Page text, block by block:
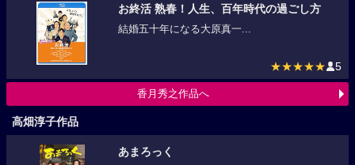
お終活 熟春！人生、百年時代の過ごし方
結婚五十年になる大原真一...
★★★★★ 5
香月秀之作品へ
高畑淳子作品
あまろっく